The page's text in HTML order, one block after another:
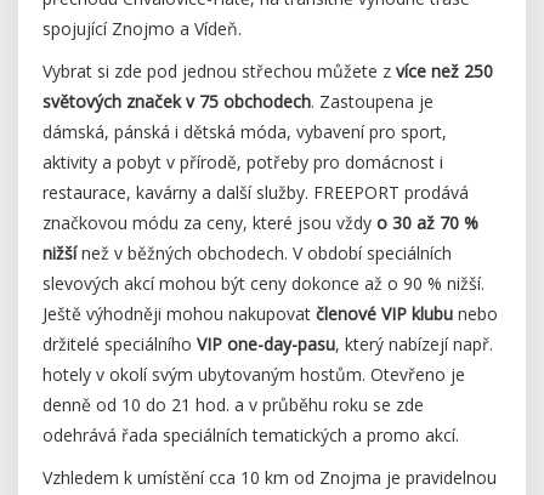
spojující Znojmo a Vídeň.
Vybrat si zde pod jednou střechou můžete z více než 250
světových značek v 75 obchodech. Zastoupena je
dámská, pánská i dětská móda, vybavení pro sport,
aktivity a pobyt v přírodě, potřeby pro domácnost i
restaurace, kavárny a další služby. FREEPORT prodává
značkovou módu za ceny, které jsou vždy o 30 až 70 %
nižšínež v běžných obchodech. V období speciálních
slevových akcí mohou být ceny dokonce až o 90 % nižší.
Ještě výhodněji mohou nakupovat členové VIP klubu nebo
držitelé speciálního VIP one-day-pasu, který nabízejí např.
hotely v okolí svým ubytovaným hostům. Otevřeno je
denně od 10 do 21 hod. a v průběhu roku se zde
odehrává řada speciálních tematických a promo akcí.
Vzhledem k umístění cca 10 km od Znojma je pravidelnou